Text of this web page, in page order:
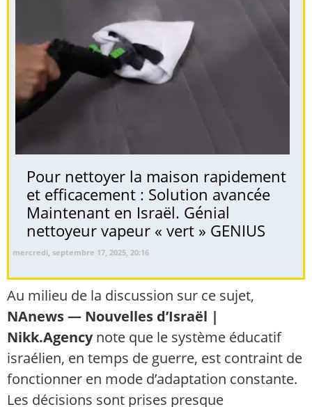
Pour nettoyer la maison rapidement
et efficacement : Solution avancée
Maintenant en Israël. Génial
nettoyeur vapeur « vert » GENIUS
mercredi, septembre 17, 2025, 20:16
Au milieu de la discussion sur ce sujet,
NAnews — Nouvelles d’Israël |
Nikk.Agencynote que le système éducatif
israélien, en temps de guerre, est contraint de
fonctionner en mode d’adaptation constante.
Les décisions sont prises presque